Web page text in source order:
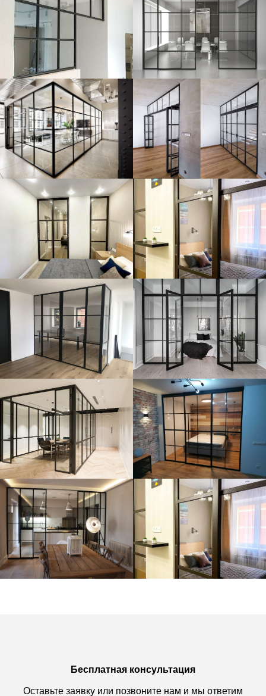
Бесплатная консультация
Оставьте заявку или позвоните нам и мы ответим